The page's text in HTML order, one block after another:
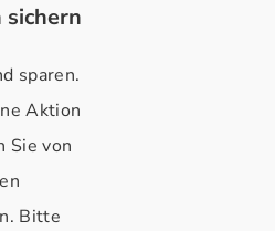
sichern
sparen.
Aktion
Sie von
Bitte